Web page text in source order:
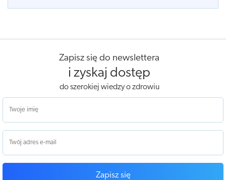
Zapisz się do newslettera
i zyskaj dostęp
do szerokiej wiedzy o zdrowiu
Zapisz się